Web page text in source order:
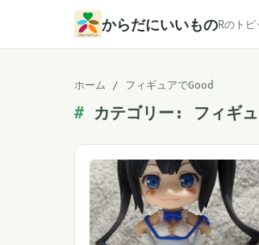
からだにいいものRのト
ホーム / フィギュアでGood
カテゴリー: フィギ